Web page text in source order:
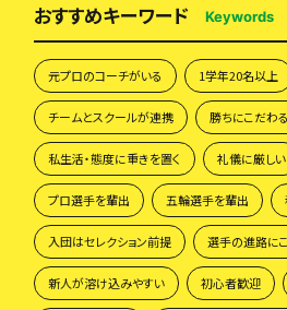
おすすめキーワード Keywords
元プロのコーチがいる 1学年20名以上
チームとスクールが連携 勝ちにこだわる
私生活・態度に重きを置く 礼儀に厳しい
プロ選手を輩出 五輪選手を輩出
入団はセレクション前提 選手の進路に
新人が溶け込みやすい 初心者歓迎